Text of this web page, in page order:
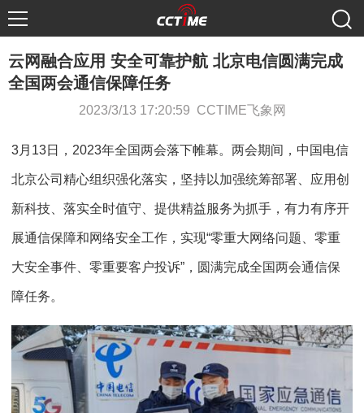
云网融合应用 安全可靠护航 北京电信圆满完成
全国两会通信保障任务
2023/3/13 17:20:59 CCTIME飞象网
3月13日，2023年全国两会落下帷幕。两会期间，中国电信
北京公司精心组织强化落实，坚持以加强统筹部署、应用创
新科技、落实全时值守、提供精益服务为抓手，有力有序开
展通信保障和网络安全工作，实现“零重大网络问题、零重
大安全事件、零重要客户投诉”，圆满完成全国两会通信保
障任务。